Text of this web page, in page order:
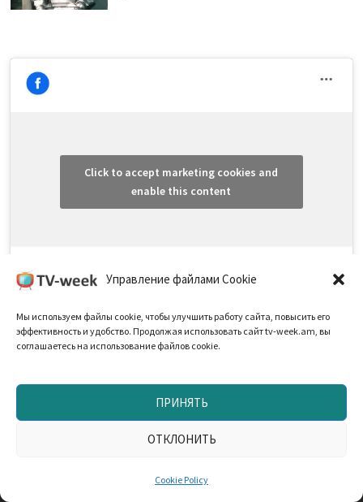
Управление файлами Cookie
Мы используем файлы cookie, чтобы улучшить работу сайта, повысить его
эффективность и удобство. Продолжая использовать сайт tv-week.am, вы
соглашаетесь на использование файлов cookie.
ПРИНЯТЬ
ОТКЛОНИТЬ
Cookie Policy
Click to accept marketing cookies and
enable this content
Политика Конфиденциальности